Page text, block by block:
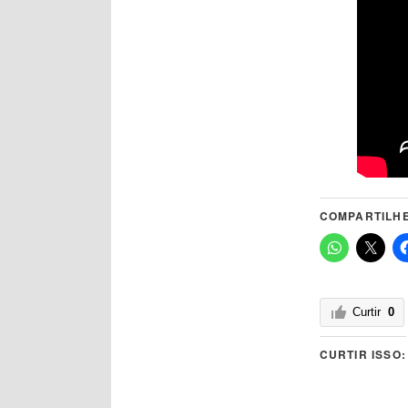
Curtir 0
CURTIR ISSO: